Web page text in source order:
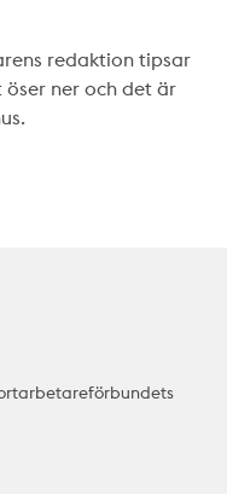
redaktion tipsar
ner och det är